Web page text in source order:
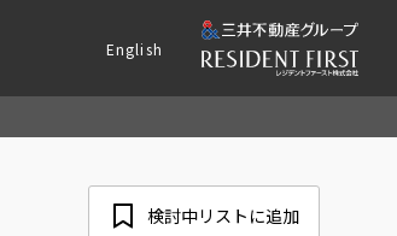
English
検討中リストに追加